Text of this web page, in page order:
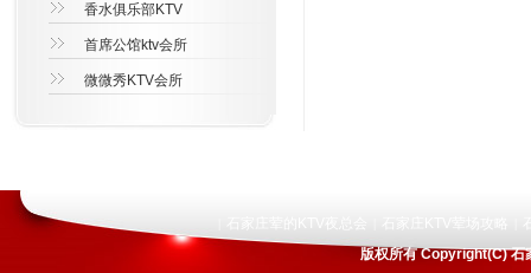
香水俱乐部KTV
首席公馆ktv会所
微微秀KTV会所
版权所有 Copyright(C) 石